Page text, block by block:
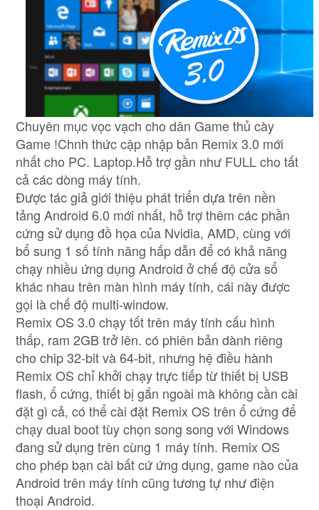
Chuyên mục vọc vạch cho dân Game thủ cày
Game !Chnh thức cập nhập bản Remix 3.0 mới
nhất cho PC. Laptop.Hỗ trợ gần như FULL cho tất
cả các dòng máy tính.
Được tác giả giới thiệu phát triển dựa trên nền
tảng Android 6.0 mới nhất, hỗ trợ thêm các phần
cứng sử dụng đồ họa của Nvidia, AMD, cùng với
bổ sung 1 số tính năng hấp dẫn để có khả năng
chạy nhiều ứng dụng Android ở chế độ cửa sổ
khác nhau trên màn hình máy tính, cái này được
gọi là chế độ multi-window.
Remix OS 3.0 chạy tốt trên máy tính cấu hình
thấp, ram 2GB trở lên. có phiên bản dành riêng
cho chip 32-bit và 64-bit, nhưng hệ điều hành
Remix OS chỉ khởi chạy trực tiếp từ thiết bị USB
flash, ổ cứng, thiết bị gắn ngoài mà không cần cài
đặt gì cả, có thể cài đặt Remix OS trên ổ cứng để
chạy dual boot tùy chọn song song với Windows
đang sử dụng trên cùng 1 máy tính. Remix OS
cho phép bạn cài bất cứ ứng dụng, game nào của
Android trên máy tính cũng tương tự như điện
thoại Android.